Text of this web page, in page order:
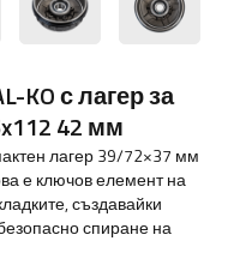
KO с лагер за
42 мм
лагер 39/72×37 мм
е ключов елемент на
създавайки
спиране на